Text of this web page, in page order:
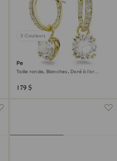
3 Couleurs
Pendants d'oreilles Stilla
Taille ronde, Blanches, Doré à l’or
179 $